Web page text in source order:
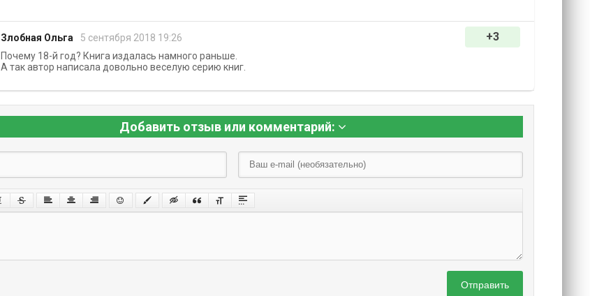
Злобная Ольга 5 сентября 2018 19:26 +3
Почему 18-й год? Книга издалась намного раньше.
А так автор написала довольно веселую серию книг.
Добавить отзыв или комментарий:
Отправить